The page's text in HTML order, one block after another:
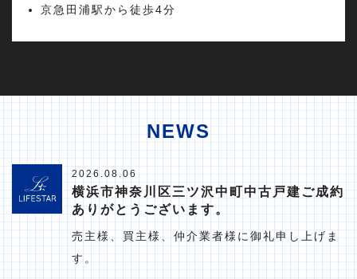
京急田浦駅から徒歩4分
NEWS
2026.08.06
横浜市神奈川区三ツ沢中町中古戸建ご成約
ありがとうございます。
売主様、買主様、仲介業者様に御礼申し上げま
す。